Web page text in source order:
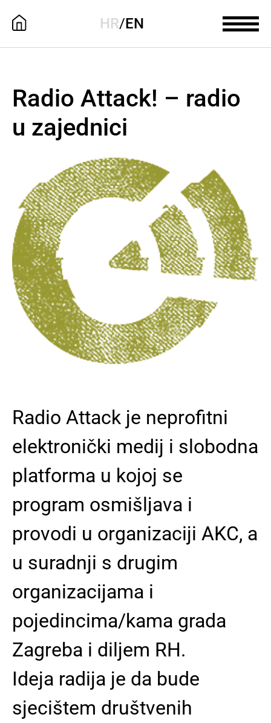
HR/EN
Radio Attack! – radio
u zajednici
Radio Attack je neprofitni
elektronički medij i slobodna
platforma u kojoj se
program osmišljava i
provodi u organizaciji AKC, a
u suradnji s drugim
organizacijama i
pojedincima/kama grada
Zagreba i diljem RH.
Ideja radija je da bude
sjecištem društvenih